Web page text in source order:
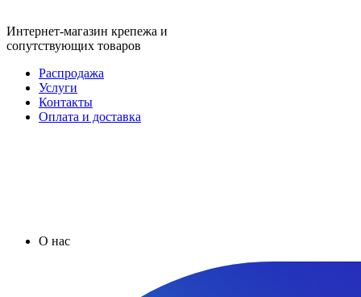
Интернет-магазин крепежа и
сопутствующих товаров
Распродажа
Услуги
Контакты
Оплата и доставка
О нас